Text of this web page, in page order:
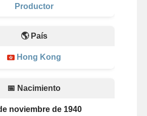
Productor
🌎 País
Hong Kong
📅 Nacimiento
noviembre de 1940